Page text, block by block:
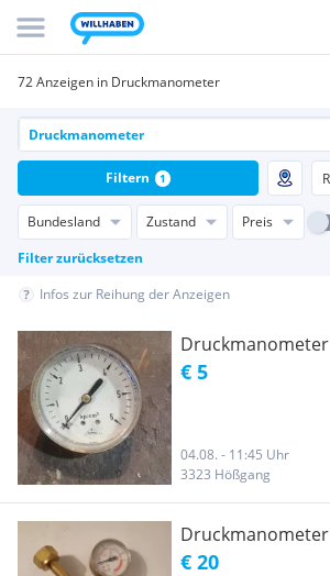
72 Anzeigen in Druckmanometer
Bundesland Zustand Preis
Filter zurücksetzen
Filtern 1
Infos zur Reihung der Anzeigen
Druckmanometer
€ 5
04.08. - 11:45 Uhr
3323 Hößgang
Druckmanometer
€ 20